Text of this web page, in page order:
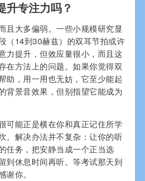
升专注力吗？
且大多偏弱。一些小规模研究显
（14到30赫兹）的双耳节拍或许
力提升，但效应量很小，而且这
在方法上的问题。如果你觉得双
助，用一用也无妨，它至少能起
背景音效果，但别指望它能成为
可能正是横在你和真正记住所学
。解决办法并不复杂：让你的听
任务，把安静当成一个正当选
到休息时间再听。等考试那天到
你。